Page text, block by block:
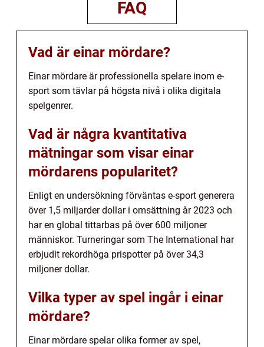
FAQ
Vad är einar mördare?
Einar mördare är professionella spelare inom e-
sport som tävlar på högsta nivå i olika digitala
spelgenrer.
Vad är några kvantitativa
mätningar som visar einar
mördarens popularitet?
Enligt en undersökning förväntas e-sport generera
över 1,5 miljarder dollar i omsättning år 2023 och
har en global tittarbas på över 600 miljoner
människor. Turneringar som The International har
erbjudit rekordhöga prispotter på över 34,3
miljoner dollar.
Vilka typer av spel ingår i einar
mördare?
Einar mördare spelar olika former av spel,